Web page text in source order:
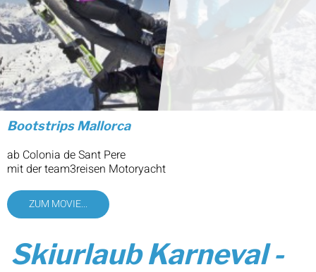
Bootstrips Mallorca
ab Colonia de Sant Pere
mit der team3reisen Motoryacht
ZUM MOVIE...
Skiurlaub Karneval -